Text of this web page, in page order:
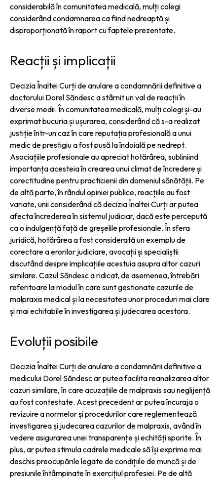
considerabilă în comunitatea medicală, mulți colegi
considerând condamnarea ca fiind nedreaptă și
disproporționată în raport cu faptele prezentate.
Reacții și implicații
Decizia Înaltei Curți de anulare a condamnării definitive a
doctorului Dorel Săndesc a stârnit un val de reacții în
diverse medii. În comunitatea medicală, mulți colegi și-au
exprimat bucuria și ușurarea, considerând că s-a realizat
justiție într-un caz în care reputația profesională a unui
medic de prestigiu a fost pusă la îndoială pe nedrept.
Asociațiile profesionale au apreciat hotărârea, subliniind
importanța acesteia în crearea unui climat de încredere și
corectitudine pentru practicienii din domeniul sănătății. Pe
de altă parte, în rândul opiniei publice, reacțiile au fost
variate, unii considerând că decizia Înaltei Curți ar putea
afecta încrederea în sistemul judiciar, dacă este percepută
ca o indulgență față de greșelile profesionale. În sfera
juridică, hotărârea a fost considerată un exemplu de
corectare a erorilor judiciare, avocații și specialiștii
discutând despre implicațiile acestuia asupra altor cazuri
similare. Cazul Săndesc a ridicat, de asemenea, întrebări
referitoare la modul în care sunt gestionate cazurile de
malpraxis medical și la necesitatea unor proceduri mai clare
și mai echitabile în investigarea și judecarea acestora.
Evoluții posibile
Decizia Înaltei Curți de anulare a condamnării definitive a
medicului Dorel Săndesc ar putea facilita reanalizarea altor
cazuri similare, în care acuzațiile de malpraxis sau neglijență
au fost contestate. Acest precedent ar putea încuraja o
revizuire a normelor și procedurilor care reglementează
investigarea și judecarea cazurilor de malpraxis, având în
vedere asigurarea unei transparențe și echități sporite. În
plus, ar putea stimula cadrele medicale să își exprime mai
deschis preocupările legate de condițiile de muncă și de
presiunile întâmpinate în exercițiul profesiei. Pe de altă